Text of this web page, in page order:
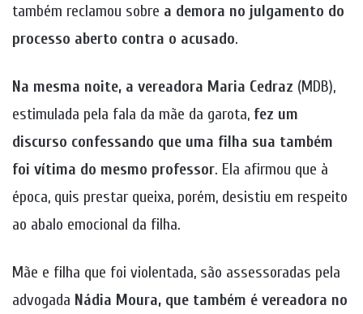
também reclamou sobre a demora no julgamento do
processo aberto contra o acusado.
Na mesma noite, a vereadora Maria Cedraz (MDB),
estimulada pela fala da mãe da garota, fez um
discurso confessando que uma filha sua também
foi vítima do mesmo professor. Ela afirmou que à
época, quis prestar queixa, porém, desistiu em respeito
ao abalo emocional da filha.
Mãe e filha que foi violentada, são assessoradas pela
advogada Nádia Moura, que também é vereadora no